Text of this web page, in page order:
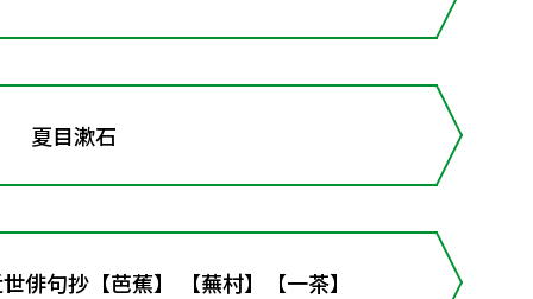
夏目漱石
俳句抄【芭蕉】 【蕪村】【一茶】